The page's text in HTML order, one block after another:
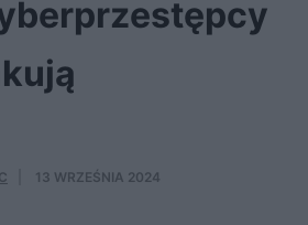
13 WRZEŚNIA 2024